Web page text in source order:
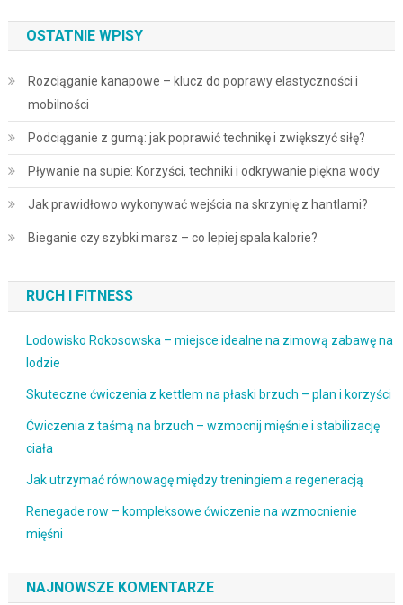
OSTATNIE WPISY
Rozciąganie kanapowe – klucz do poprawy elastyczności i
mobilności
Podciąganie z gumą: jak poprawić technikę i zwiększyć siłę?
Pływanie na supie: Korzyści, techniki i odkrywanie piękna wody
Jak prawidłowo wykonywać wejścia na skrzynię z hantlami?
Bieganie czy szybki marsz – co lepiej spala kalorie?
RUCH I FITNESS
Lodowisko Rokosowska – miejsce idealne na zimową zabawę na
lodzie
Skuteczne ćwiczenia z kettlem na płaski brzuch – plan i korzyści
Ćwiczenia z taśmą na brzuch – wzmocnij mięśnie i stabilizację
ciała
Jak utrzymać równowagę między treningiem a regeneracją
Renegade row – kompleksowe ćwiczenie na wzmocnienie
mięśni
NAJNOWSZE KOMENTARZE